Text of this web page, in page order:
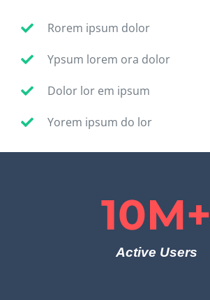
Rorem ipsum dolor
Ypsum lorem ora dolor
Dolor lor em ipsum
Yorem ipsum do lor
Active Users
10M+